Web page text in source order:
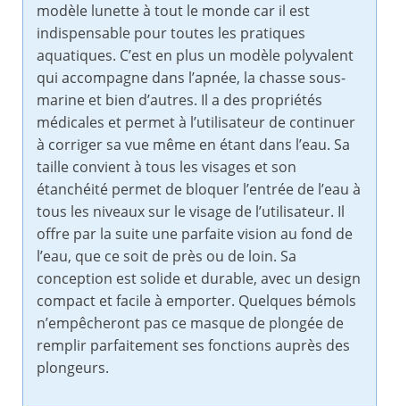
modèle lunette à tout le monde car il est
indispensable pour toutes les pratiques
aquatiques. C’est en plus un modèle polyvalent
qui accompagne dans l’apnée, la chasse sous-
marine et bien d’autres. Il a des propriétés
médicales et permet à l’utilisateur de continuer
à corriger sa vue même en étant dans l’eau. Sa
taille convient à tous les visages et son
étanchéité permet de bloquer l’entrée de l’eau à
tous les niveaux sur le visage de l’utilisateur. Il
offre par la suite une parfaite vision au fond de
l’eau, que ce soit de près ou de loin. Sa
conception est solide et durable, avec un design
compact et facile à emporter. Quelques bémols
n’empêcheront pas ce masque de plongée de
remplir parfaitement ses fonctions auprès des
plongeurs.